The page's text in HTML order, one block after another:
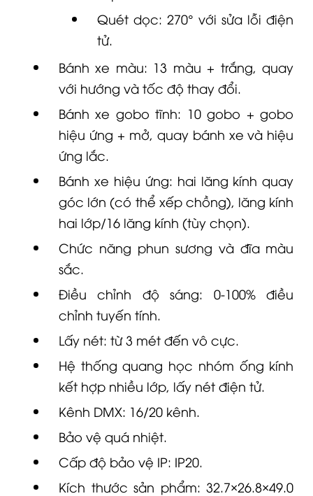
Quét dọc: 270° với sửa lỗi điện
tử.
Bánh xe màu: 13 màu + trắng, quay
với hướng và tốc độ thay đổi.
Bánh xe gobo tĩnh: 10 gobo + gobo
hiệu ứng + mở, quay bánh xe và hiệu
ứng lắc.
Bánh xe hiệu ứng: hai lăng kính quay
góc lớn (có thể xếp chồng), lăng kính
hai lớp/16 lăng kính (tùy chọn).
Chức năng phun sương và đĩa màu
sắc.
Điều chỉnh độ sáng: 0-100% điều
chỉnh tuyến tính.
Lấy nét: từ 3 mét đến vô cực.
Hệ thống quang học nhóm ống kính
kết hợp nhiều lớp, lấy nét điện tử.
Kênh DMX: 16/20 kênh.
Bảo vệ quá nhiệt.
Cấp độ bảo vệ IP: IP20.
Kích thước sản phẩm: 32.7×26.8×49.0